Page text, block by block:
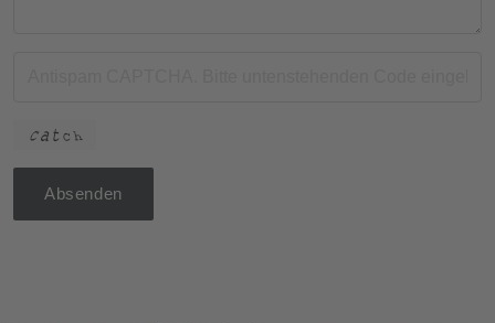
Absenden